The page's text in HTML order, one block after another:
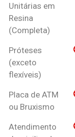
Unitárias em
Resina
(Completa)
Próteses
(exceto
flexíveis)
Placa de ATM
ou Bruxismo
Atendimento